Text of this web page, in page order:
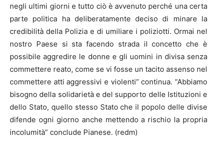
negli ultimi giorni e tutto ciò è avvenuto perché una certa
parte politica ha deliberatamente deciso di minare la
credibilità della Polizia e di umiliare i poliziotti. Ormai nel
nostro Paese si sta facendo strada il concetto che è
possibile aggredire le donne e gli uomini in divisa senza
commettere reato, come se vi fosse un tacito assenso nel
commettere atti aggressivi e violenti” continua. “Abbiamo
bisogno della solidarietà e del supporto delle Istituzioni e
dello Stato, quello stesso Stato che il popolo delle divise
difende ogni giorno anche mettendo a rischio la propria
incolumità” conclude Pianese. (redm)